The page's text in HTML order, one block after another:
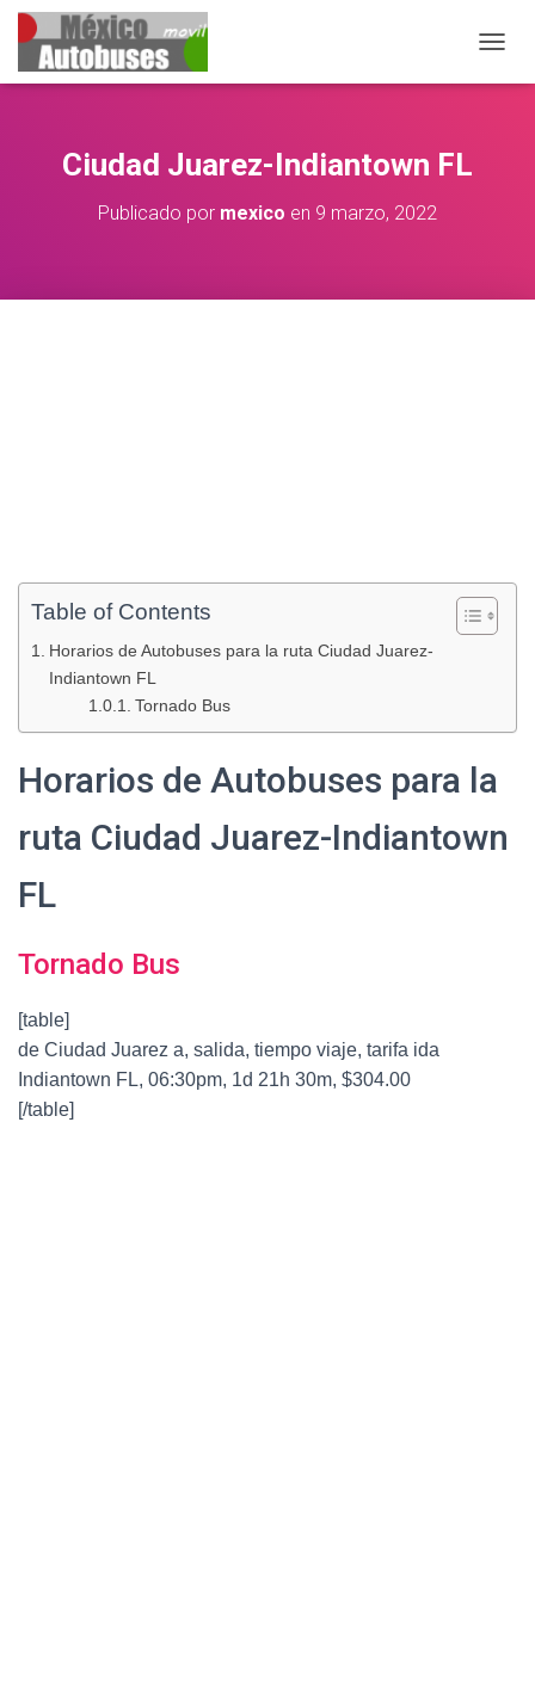
Ciudad Juarez-Indiantown FL
Publicado por mexico en 9 marzo, 2022
Table of Contents
Horarios de Autobuses para la ruta Ciudad Juarez-
Indiantown FL
Tornado Bus
Horarios de Autobuses para la
ruta Ciudad Juarez-Indiantown
FL
Tornado Bus
[table]
de Ciudad Juarez a, salida, tiempo viaje, tarifa ida
Indiantown FL, 06:30pm, 1d 21h 30m, $304.00
[/table]